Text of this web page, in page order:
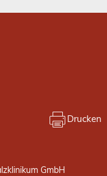
Drucken
GmbH